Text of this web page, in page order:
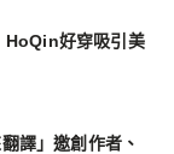
好穿吸引美
譯」邀創作者、